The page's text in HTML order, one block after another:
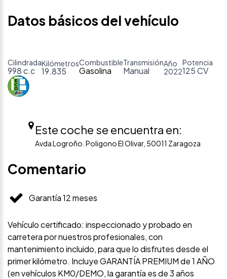
Datos básicos del vehículo
Cilindrada
998 c.c
Kilómetros
19.835
Combustible
Gasolina
Transmisión
Manual
Año
2022
Potencia
125 CV
Este coche se encuentra en:
Avda Logroño. Poligono El Olivar, 50011 Zaragoza
Comentario
Garantía 12 meses
Vehículo certificado: inspeccionado y probado en
carretera por nuestros profesionales, con
mantenimiento incluido, para que lo disfrutes desde el
primer kilómetro. Incluye GARANTÍA PREMIUM de 1 AÑO
(en vehículos KM0/DEMO, la garantía es de 3 años